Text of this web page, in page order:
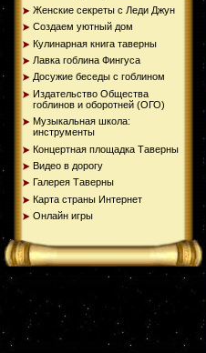
Женские секреты с Леди Джун
Создаем уютный дом
Кулинарная книга таверны
Лавка гоблина Фингуса
Досужие беседы с гоблином
Издательство Общества
гоблинов и оборотней (ОГО)
Музыкальная школа:
инструменты
Концертная площадка Таверны
Видео в дорогу
Галерея Таверны
Карта страны Интернет
Онлайн игры